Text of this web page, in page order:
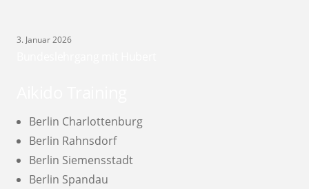
3. Januar 2026
Berlin Charlottenburg
Berlin Rahnsdorf
Berlin Siemensstadt
Berlin Spandau